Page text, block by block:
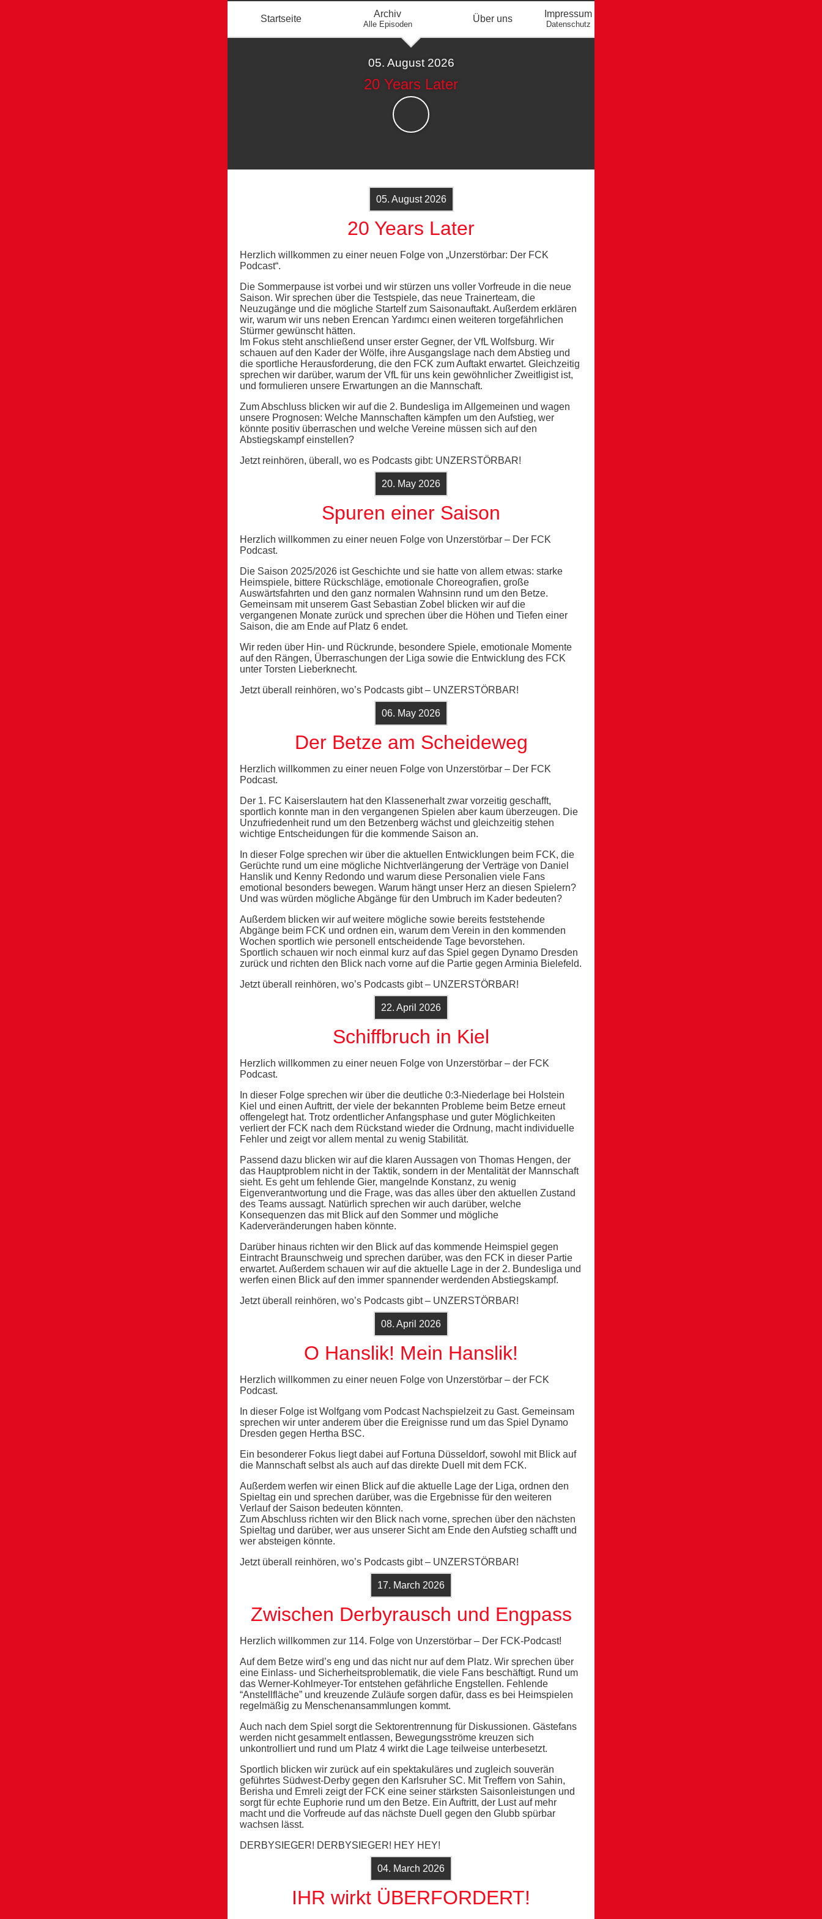
Startseite Archiv
Alle Episoden
Über uns Impressum
Datenschutz
05. August 2026
20 Years Later
05. August 2026
20 Years Later
Herzlich willkommen zu einer neuen Folge von „Unzerstörbar: Der FCK
Podcast“.
Die Sommerpause ist vorbei und wir stürzen uns voller Vorfreude in die neue
Saison. Wir sprechen über die Testspiele, das neue Trainerteam, die
Neuzugänge und die mögliche Startelf zum Saisonauftakt. Außerdem erklären
wir, warum wir uns neben Erencan Yardımcı einen weiteren torgefährlichen
Stürmer gewünscht hätten.
Im Fokus steht anschließend unser erster Gegner, der VfL Wolfsburg. Wir
schauen auf den Kader der Wölfe, ihre Ausgangslage nach dem Abstieg und
die sportliche Herausforderung, die den FCK zum Auftakt erwartet. Gleichzeitig
sprechen wir darüber, warum der VfL für uns kein gewöhnlicher Zweitligist ist,
und formulieren unsere Erwartungen an die Mannschaft.
Zum Abschluss blicken wir auf die 2. Bundesliga im Allgemeinen und wagen
unsere Prognosen: Welche Mannschaften kämpfen um den Aufstieg, wer
könnte positiv überraschen und welche Vereine müssen sich auf den
Abstiegskampf einstellen?
Jetzt reinhören, überall, wo es Podcasts gibt: UNZERSTÖRBAR!
20. May 2026
Spuren einer Saison
Herzlich willkommen zu einer neuen Folge von Unzerstörbar – Der FCK
Podcast.
Die Saison 2025/2026 ist Geschichte und sie hatte von allem etwas: starke
Heimspiele, bittere Rückschläge, emotionale Choreografien, große
Auswärtsfahrten und den ganz normalen Wahnsinn rund um den Betze.
Gemeinsam mit unserem Gast Sebastian Zobel blicken wir auf die
vergangenen Monate zurück und sprechen über die Höhen und Tiefen einer
Saison, die am Ende auf Platz 6 endet.
Wir reden über Hin- und Rückrunde, besondere Spiele, emotionale Momente
auf den Rängen, Überraschungen der Liga sowie die Entwicklung des FCK
unter Torsten Lieberknecht.
Jetzt überall reinhören, wo’s Podcasts gibt – UNZERSTÖRBAR!
06. May 2026
Der Betze am Scheideweg
Herzlich willkommen zu einer neuen Folge von Unzerstörbar – Der FCK
Podcast.
Der 1. FC Kaiserslautern hat den Klassenerhalt zwar vorzeitig geschafft,
sportlich konnte man in den vergangenen Spielen aber kaum überzeugen. Die
Unzufriedenheit rund um den Betzenberg wächst und gleichzeitig stehen
wichtige Entscheidungen für die kommende Saison an.
In dieser Folge sprechen wir über die aktuellen Entwicklungen beim FCK, die
Gerüchte rund um eine mögliche Nichtverlängerung der Verträge von Daniel
Hanslik und Kenny Redondo und warum diese Personalien viele Fans
emotional besonders bewegen. Warum hängt unser Herz an diesen Spielern?
Und was würden mögliche Abgänge für den Umbruch im Kader bedeuten?
Außerdem blicken wir auf weitere mögliche sowie bereits feststehende
Abgänge beim FCK und ordnen ein, warum dem Verein in den kommenden
Wochen sportlich wie personell entscheidende Tage bevorstehen.
Sportlich schauen wir noch einmal kurz auf das Spiel gegen Dynamo Dresden
zurück und richten den Blick nach vorne auf die Partie gegen Arminia Bielefeld.
Jetzt überall reinhören, wo’s Podcasts gibt – UNZERSTÖRBAR!
22. April 2026
Schiffbruch in Kiel
Herzlich willkommen zu einer neuen Folge von Unzerstörbar – der FCK
Podcast.
In dieser Folge sprechen wir über die deutliche 0:3-Niederlage bei Holstein
Kiel und einen Auftritt, der viele der bekannten Probleme beim Betze erneut
offengelegt hat. Trotz ordentlicher Anfangsphase und guter Möglichkeiten
verliert der FCK nach dem Rückstand wieder die Ordnung, macht individuelle
Fehler und zeigt vor allem mental zu wenig Stabilität.
Passend dazu blicken wir auf die klaren Aussagen von Thomas Hengen, der
das Hauptproblem nicht in der Taktik, sondern in der Mentalität der Mannschaft
sieht. Es geht um fehlende Gier, mangelnde Konstanz, zu wenig
Eigenverantwortung und die Frage, was das alles über den aktuellen Zustand
des Teams aussagt. Natürlich sprechen wir auch darüber, welche
Konsequenzen das mit Blick auf den Sommer und mögliche
Kaderveränderungen haben könnte.
Darüber hinaus richten wir den Blick auf das kommende Heimspiel gegen
Eintracht Braunschweig und sprechen darüber, was den FCK in dieser Partie
erwartet. Außerdem schauen wir auf die aktuelle Lage in der 2. Bundesliga und
werfen einen Blick auf den immer spannender werdenden Abstiegskampf.
Jetzt überall reinhören, wo’s Podcasts gibt – UNZERSTÖRBAR!
08. April 2026
O Hanslik! Mein Hanslik!
Herzlich willkommen zu einer neuen Folge von Unzerstörbar – der FCK
Podcast.
In dieser Folge ist Wolfgang vom Podcast Nachspielzeit zu Gast. Gemeinsam
sprechen wir unter anderem über die Ereignisse rund um das Spiel Dynamo
Dresden gegen Hertha BSC.
Ein besonderer Fokus liegt dabei auf Fortuna Düsseldorf, sowohl mit Blick auf
die Mannschaft selbst als auch auf das direkte Duell mit dem FCK.
Außerdem werfen wir einen Blick auf die aktuelle Lage der Liga, ordnen den
Spieltag ein und sprechen darüber, was die Ergebnisse für den weiteren
Verlauf der Saison bedeuten könnten.
Zum Abschluss richten wir den Blick nach vorne, sprechen über den nächsten
Spieltag und darüber, wer aus unserer Sicht am Ende den Aufstieg schafft und
wer absteigen könnte.
Jetzt überall reinhören, wo’s Podcasts gibt – UNZERSTÖRBAR!
17. March 2026
Zwischen Derbyrausch und Engpass
Herzlich willkommen zur 114. Folge von Unzerstörbar – Der FCK-Podcast!
Auf dem Betze wird’s eng und das nicht nur auf dem Platz. Wir sprechen über
eine Einlass- und Sicherheitsproblematik, die viele Fans beschäftigt. Rund um
das Werner-Kohlmeyer-Tor entstehen gefährliche Engstellen. Fehlende
“Anstellfläche” und kreuzende Zuläufe sorgen dafür, dass es bei Heimspielen
regelmäßig zu Menschenansammlungen kommt.
Auch nach dem Spiel sorgt die Sektorentrennung für Diskussionen. Gästefans
werden nicht gesammelt entlassen, Bewegungsströme kreuzen sich
unkontrolliert und rund um Platz 4 wirkt die Lage teilweise unterbesetzt.
Sportlich blicken wir zurück auf ein spektakuläres und zugleich souverän
geführtes Südwest-Derby gegen den Karlsruher SC. Mit Treffern von Sahin,
Berisha und Emreli zeigt der FCK eine seiner stärksten Saisonleistungen und
sorgt für echte Euphorie rund um den Betze. Ein Auftritt, der Lust auf mehr
macht und die Vorfreude auf das nächste Duell gegen den Glubb spürbar
wachsen lässt.
DERBYSIEGER! DERBYSIEGER! HEY HEY!
04. March 2026
IHR wirkt ÜBERFORDERT!